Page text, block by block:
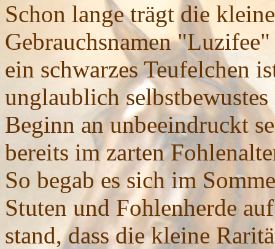
Schon lange trägt die
Gebrauchsnamen
ein schwarzes Teufelchen
unglaublich
Beginn an unbeeindruckt
bereits im zarten
So begab es sich im
Stuten und Fohlenherde
stand, dass die kleine